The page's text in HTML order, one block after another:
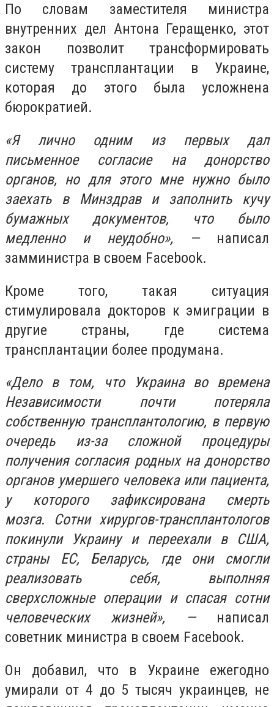
По словам заместителя министра
внутренних дел Антона Геращенко, этот
закон позволит трансформировать
систему трансплантации в Украине,
которая до этого была усложнена
бюрократией.
«Я лично одним из первых дал
письменное согласие на донорство
органов, но для этого мне нужно было
заехать в Минздрав и заполнить кучу
бумажных документов, что было
медленно и неудобно», — написал
замминистра в своем Facebook.
Кроме того, такая ситуация
стимулировала докторов к эмиграции в
другие страны, где система
трансплантации более продумана.
«Дело в том, что Украина во времена
Независимости почти потеряла
собственную трансплантологию, в первую
очередь из-за сложной процедуры
получения согласия родных на донорство
органов умершего человека или пациента,
у которого зафиксирована смерть
мозга. Сотни хирургов-трансплантологов
покинули Украину и переехали в США,
страны ЕС, Беларусь, где они смогли
реализовать себя, выполняя
сверхсложные операции и спасая сотни
человеческих жизней», — написал
советник министра в своем Facebook.
Он добавил, что в Украине ежегодно
умирали от 4 до 5 тысяч украинцев, не